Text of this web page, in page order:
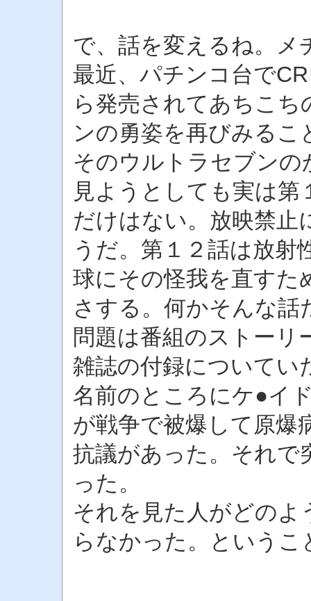
で、話を変えるね。メ
最近、パチンコ台で
ら発売されてあちこ
ンの勇姿を再びみる
そのウルトラセブン
見ようとしても実は第
だけはない。放映禁止
うだ。第１２話は放射
球にその怪我を直すた
さする。何かそんな話
問題は番組のストーリ
雑誌の付録についてい
名前のところにケ●イ
が戦争で被爆して原爆
抗議があった。それで
った。
それを見た人がどのよ
らなかった。というこ